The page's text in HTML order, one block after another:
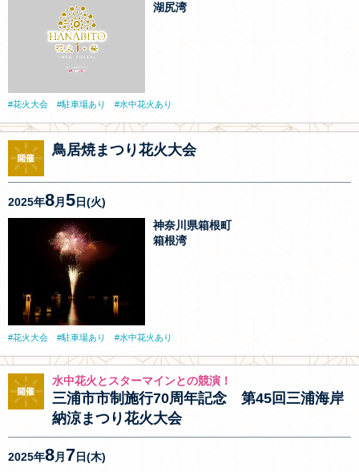
湖尻湾
花火大会 駐車場あり 水中花火あり
鳥居焼まつり花火大会
2025年8月 5日(火)
神奈川県箱根町
箱根湾
花火大会 駐車場あり 水中花火あり
水中花火とスターマインとの競演！
三浦市市制施行70周年記念 第45回三浦海岸
納涼まつり花火大会
2025年8月7日(木)